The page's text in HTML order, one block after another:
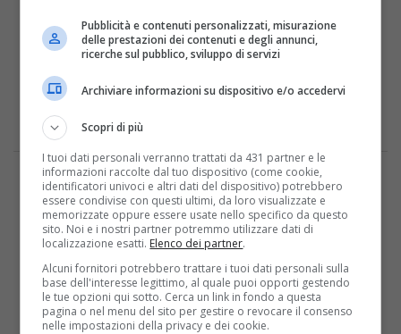
ULTIME
Giri Gratis Su Karamba Casino: Slot, Attivazione E
Requisiti
Registrazione Premier Bet: Come Aprire Un Conto Passo
Passo
hello world
L’evoluzione della maglia azzurra: non solo una questione
di stile
Europa League: storia, curiosità e record delle squadre
italiane
Pubblicità e contenuti personalizzati, misurazione
delle prestazioni dei contenuti e degli annunci,
ricerche sul pubblico, sviluppo di servizi
Archiviare informazioni su dispositivo e/o accedervi
Scopri di più
I tuoi dati personali verranno trattati da 431 partner e le
informazioni raccolte dal tuo dispositivo (come cookie,
identificatori univoci e altri dati del dispositivo) potrebbero
essere condivise con questi ultimi, da loro visualizzate e
memorizzate oppure essere usate nello specifico da questo
sito. Noi e i nostri partner potremmo utilizzare dati di
localizzazione esatti. Elenco dei partner.
Alcuni fornitori potrebbero trattare i tuoi dati personali sulla
base dell'interesse legittimo, al quale puoi opporti gestendo
le tue opzioni qui sotto. Cerca un link in fondo a questa
pagina o nel menu del sito per gestire o revocare il consenso
nelle impostazioni della privacy e dei cookie.